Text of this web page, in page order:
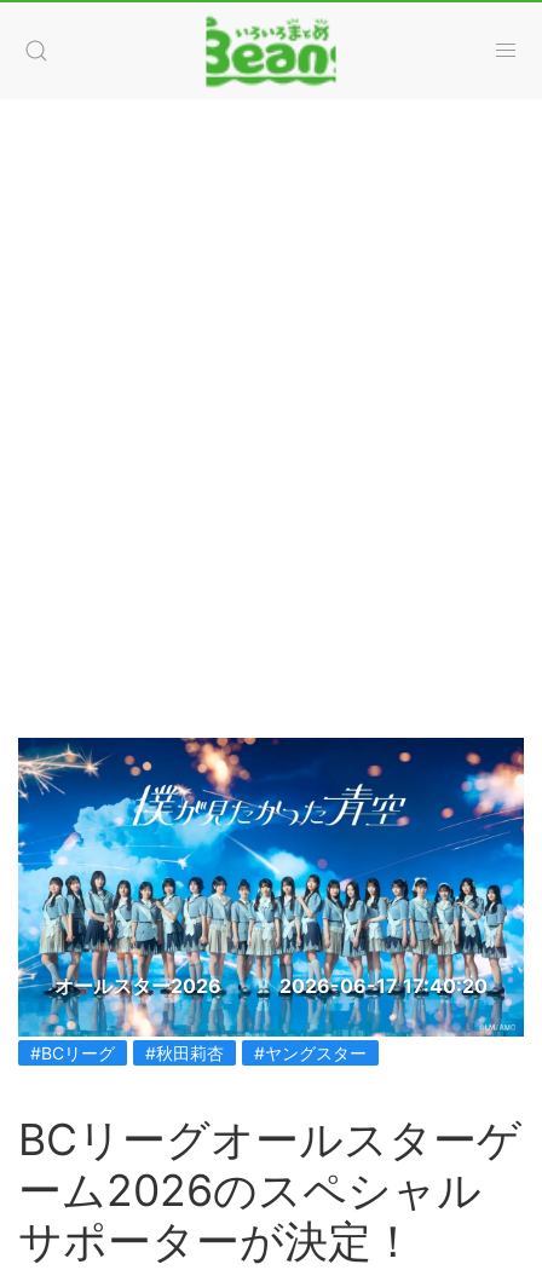
オールスター2026 2026-06-17 17:40:20
#BCリーグ #秋田莉杏 #ヤングスター
BCリーグオールスターゲ
ーム2026のスペシャル
サポーターが決定！